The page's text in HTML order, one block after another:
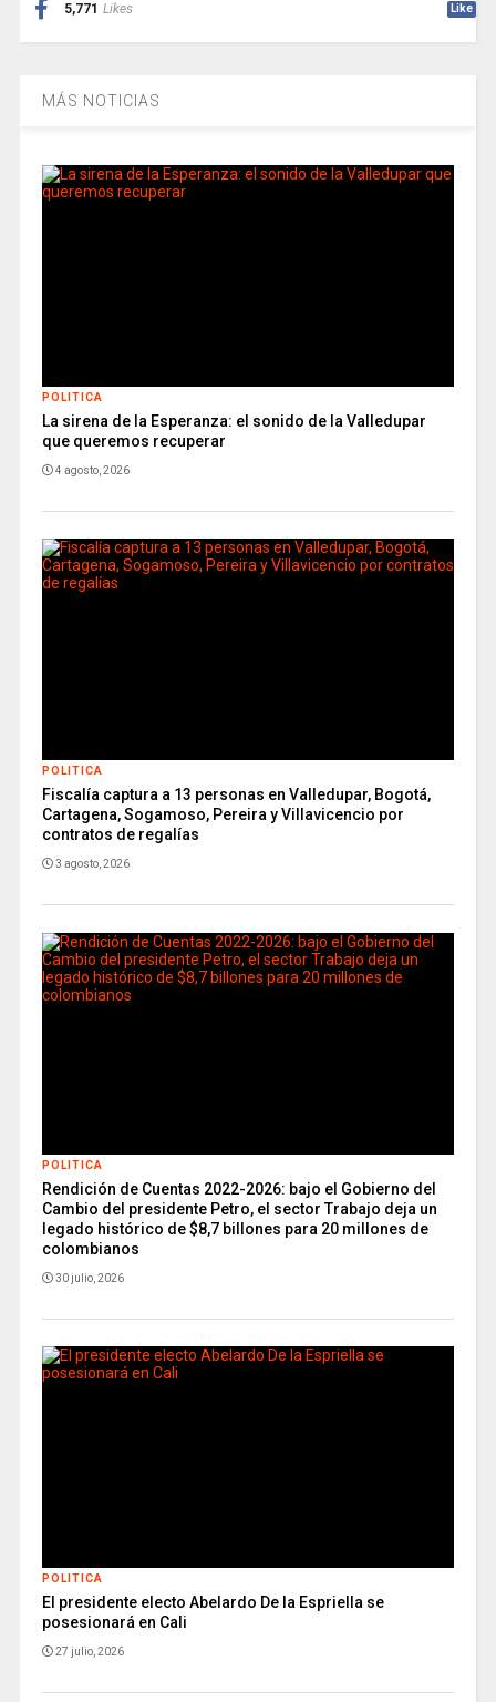
5,771 Likes Like
MÁS NOTICIAS
POLITICA
La sirena de la Esperanza: el sonido de la Valledupar
que queremos recuperar
4 agosto, 2026
POLITICA
Fiscalía captura a 13 personas en Valledupar, Bogotá,
Cartagena, Sogamoso, Pereira y Villavicencio por
contratos de regalías
3 agosto, 2026
POLITICA
Rendición de Cuentas 2022-2026: bajo el Gobierno del
Cambio del presidente Petro, el sector Trabajo deja un
legado histórico de $8,7 billones para 20 millones de
colombianos
30 julio, 2026
POLITICA
El presidente electo Abelardo De la Espriella se
posesionará en Cali
27 julio, 2026